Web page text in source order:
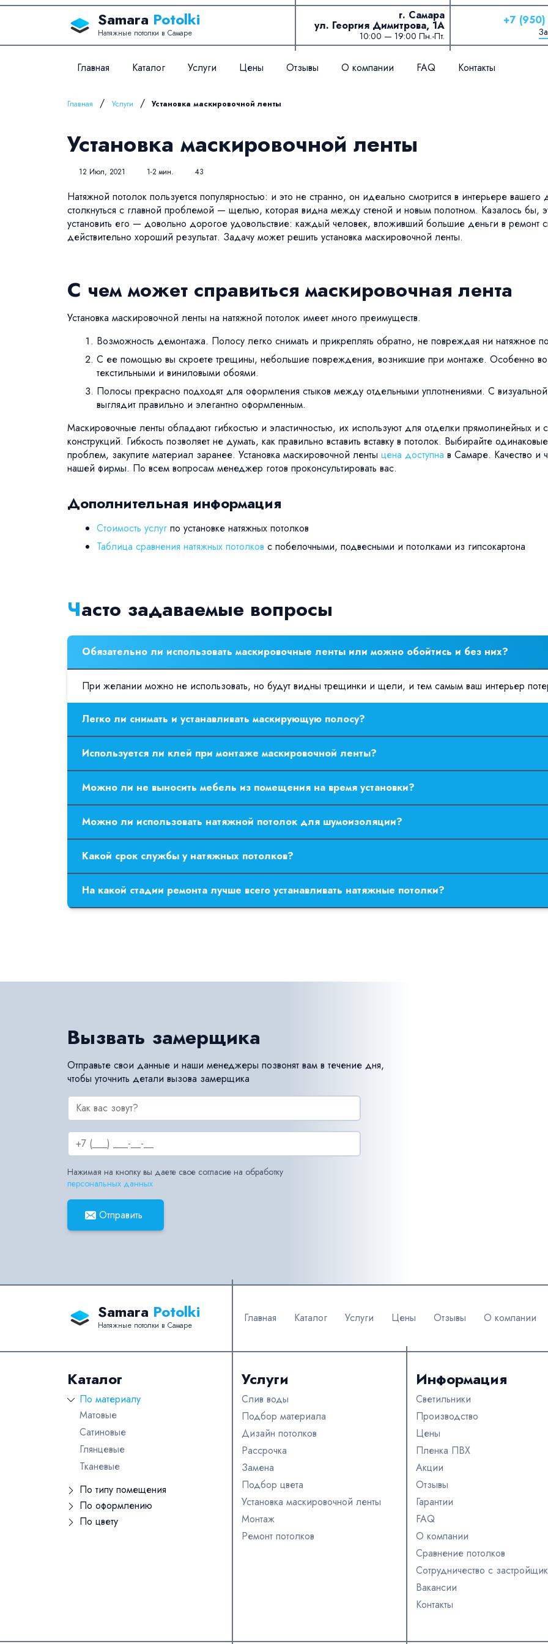
Перейти к содержанию
Samara Potolki
Натяжные потолки в Самаре
г. Самара
ул. Георгия Димитрова, 1А
10:00 — 19:00 Пн.-Пт.
+7
Главная Каталог Услуги Цены Отзывы О компании FAQ Контакты
Главная / Услуги / Установка маскировочной ленты
Установка маскировочной ленты
12 Июл, 2021 1-2 мин. 43
Натяжной потолок пользуется популярностью: и это не странно, он идеально смотрится в интерьере
столкнуться с главной проблемой — щелью, которая видна между стеной и новым полотном. Казалось бы,
установить его — довольно дорогое удовольствие: каждый человек, вложивший большие деньги в ремонт
действительно хороший результат. Задачу может решить установка маскировочной ленты.
С чем может справиться маскировочная лента
Установка маскировочной ленты на натяжной потолок имеет много преимуществ.
Возможность демонтажа. Полосу легко снимать и прикреплять обратно, не повреждая ни натяжное
С ее помощью вы скроете трещины, небольшие повреждения, возникшие при монтаже. Особенно во
текстильными и виниловыми обоями.
Полосы прекрасно подходят для оформления стыков между отдельными уплотнениями. С визуальной
выглядит правильно и элегантно оформленным.
Маскировочные ленты обладают гибкостью и эластичностью, их используют для отделки прямолинейных
конструкций. Гибкость позволяет не думать, как правильно вставить вставку в потолок. Выбирайте
проблем, закупите материал заранее. Установка маскировочной ленты цена доступна в Самаре. Качество и
нашей фирмы. По всем вопросам менеджер готов проконсультировать вас.
Дополнительная информация
Стоимость услуг по установке натяжных потолков
Таблица сравнения натяжных потолков с побелочными, подвесными и потолками из гипсокартона
Часто задаваемые вопросы
Обязательно ли использовать маскировочные ленты или можно обойтись и без них?
При желании можно не использовать, но будут видны трещинки и щели, и тем самым ваш интерьер
Легко ли снимать и устанавливать маскирующую полосу?
Используется ли клей при монтаже маскировочной ленты?
Можно ли не выносить мебель из помещения на время установки?
рабочей поверхности.
Можно ли использовать натяжной потолок для шумоизоляции?
Какой срок службы у натяжных потолков?
На какой стадии ремонта лучше всего устанавливать натяжные потолки?
Установка натяжных потолков может производиться в любое время и к этому нет никаких требований, но,
Вызвать замерщика
Отправьте свои данные и наши менеджеры позвонят вам в течение дня,
чтобы уточнить детали вызова замерщика
Нажимая на кнопку вы даете свое согласие на обработку
персональных данных
Отправить
Samara Potolki
Натяжные потолки в Самаре
Главная Каталог Услуги Цены Отзывы О компании
Каталог
По материалу
Матовые
Сатиновые
Глянцевые
Тканевые
По типу помещения
Для бассейна
В ванную
По оформлению
Кривые линии
По цвету
Зеленые
Услуги
Слив воды
Подбор материала
Дизайн потолков
Рассрочка
Замена
Подбор цвета
Установка маскировочной ленты
Монтаж
Ремонт потолков
Информация
Светильники
Производство
Цены
Пленка ПВХ
Акции
Отзывы
Гарантии
FAQ
О компании
Сравнение потолков
Сотрудничество с
Вакансии
Контакты